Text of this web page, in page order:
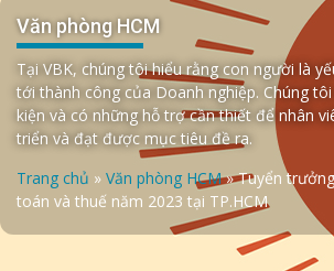
Văn phòng HCM
Tại VBK, chúng tôi hiểu rằng con người là
tới thành công của Doanh nghiệp. Chúng
kiện và có những hỗ trợ cần thiết để nhân
triển và đạt được mục tiêu đề ra.
Trang chủ » Văn phòng HCM»Tuyển
toán và thuế năm 2023 tại TP.HCM